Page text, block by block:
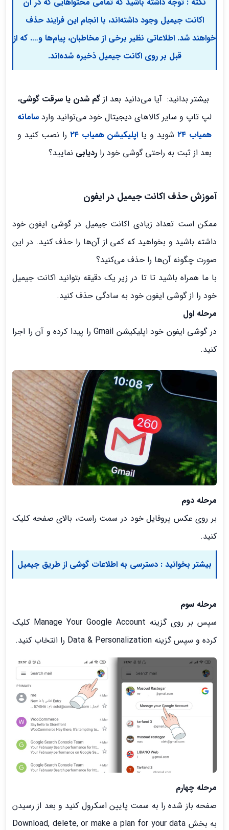
اکانت جیمیل وجود داشته‌اند، با انجام این فرایند حذف
خواهند شد. اطلاعاتی نظیر برخی از مخاطبان، پیام‌ها و…. که از
قبل بر روی اکانت جیمیل ذخیره شده‌اند.
بیشتر بدانید: آیا می‌دانید بعد از گم شدن یا سرقت گوشی،
لپ تاپ و سایر کالاهای دیجیتال خود می‌توانید وارد سامانه
همیاب ۲۴
شوید و یا اپلیکیشن همیاب ۲۴
را نصب کنید و
بعد از ثبت به راحتی گوشی خود را ردیابی نمایید؟
آموزش حذف اکانت جیمیل در ایفون
ممکن است تعداد زیادی اکانت جیمیل در گوشی ایفون خود
داشته باشید و بخواهید که کمی از آن‌ها را حذف کنید. در این
صورت چگونه آن‌ها را حذف می‌کنید؟
با ما همراه باشید تا تا در زیر یک دقیقه بتوانید اکانت جیمیل
خود را از گوشی ایفون خود به سادگی حذف کنید.
مرحله اول
در گوشی ایفون خود اپلیکیشن Gmail را پیدا کرده و آن را اجرا
کنید.
مرحله دوم
بر روی عکس پروفایل خود در سمت راست، بالای صفحه کلیک
کنید.
بیشتر بخوانید : دسترسی به اطلاعات گوشی از طریق جیمیل
مرحله سوم
سپس بر روی گزینه Manage Your Google Account کلیک
کرده و سپس گزینه Data & Personalization را انتخاب کنید.
مرحله چهارم
صفحه باز شده را به سمت پایین اسکرول کنید و بعد از رسیدن
به بخش Download, delete, or make a plan for your data